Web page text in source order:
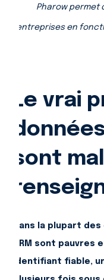
Pharow permet
entreprises en
Le vrai
sont mal
Dans la plupart
CRM sont pauvres
identifiant fiable,